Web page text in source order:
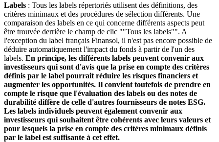
Labels : Tous les labels répertoriés utilisent des définitions, des
critères minimaux et des procédures de sélection différents. Une
comparaison des labels en ce qui concerne différents aspects peut
être trouvée derrière le champ de clic ""Tous les labels"". A
l'exception du label français Finansol, il n'est pas encore possible de
déduire automatiquement l'impact du fonds à partir de l'un des
labels. En principe, les différents labels peuvent convenir aux
investisseurs qui sont d'avis que la prise en compte des critères
définis par le label pourrait réduire les risques financiers et
augmenter les opportunités. Il convient toutefois de prendre en
compte le risque que l'évaluation des labels ou des notes de
durabilité diffère de celle d'autres fournisseurs de notes ESG.
Les labels individuels peuvent également convenir aux
investisseurs qui souhaitent être cohérents avec leurs valeurs et
pour lesquels la prise en compte des critères minimaux définis
par le label est suffisante à cet effet.